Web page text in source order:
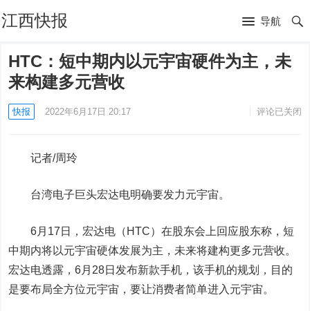
江西快报 导航
HTC：短中期内以元宇宙硬件为主，未
来构建多元营收
快报 2022年6月17日 20:17 评论已关闭
记者/周玲
台湾电子巨头宏达电明确要发力元宇宙。
6月17日，宏达电（HTC）在股东会上回应股东称，短
中期内将以元宇宙硬体发展为主，未来将建构更多元营收。
宏达电透露，6月28日发布新款手机，该手机的规划，目的
是要布局全方位元宇宙，要让消费者简单进入元宇宙。